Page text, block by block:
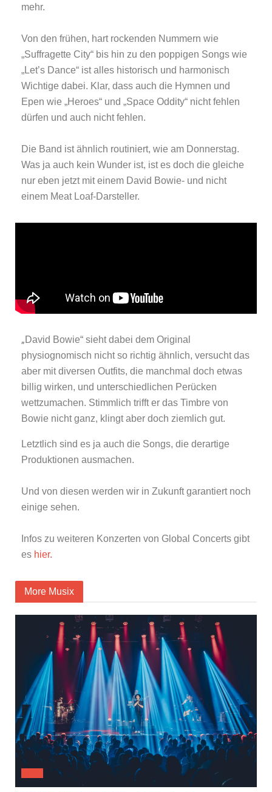
mehr.
Von den frühen, hart rockenden Nummern wie
„Suffragette City“ bis hin zu den poppigen Songs wie
„Let’s Dance“ ist alles historisch und harmonisch
Wichtige dabei. Klar, dass auch die Hymnen und
Epen wie „Heroes“ und „Space Oddity“ nicht fehlen
dürfen und auch nicht fehlen.
Die Band ist ähnlich routiniert, wie am Donnerstag.
Was ja auch kein Wunder ist, ist es doch die gleiche
nur eben jetzt mit einem David Bowie- und nicht
einem Meat Loaf-Darsteller.
„David Bowie“ sieht dabei dem Original
physiognomisch nicht so richtig ähnlich, versucht das
aber mit diversen Outfits, die manchmal doch etwas
billig wirken, und unterschiedlichen Perücken
wettzumachen. Stimmlich trifft er das Timbre von
Bowie nicht ganz, klingt aber doch ziemlich gut.
Letztlich sind es ja auch die Songs, die derartige
Produktionen ausmachen.
Und von diesen werden wir in Zukunft garantiert noch
einige sehen.
Infos zu weiteren Konzerten von Global Concerts gibt
es hier.
More Musix